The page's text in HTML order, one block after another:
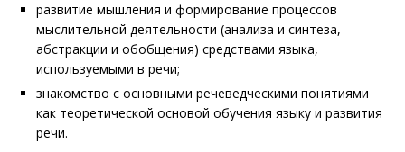
развитие мышления и формирование процессов
мыслительной деятельности (анализа и синтеза,
абстракции и обобщения) средствами языка,
используемыми в речи;
знакомство с основными речеведческими понятиями
как теоретической основой обучения языку и развития
речи.